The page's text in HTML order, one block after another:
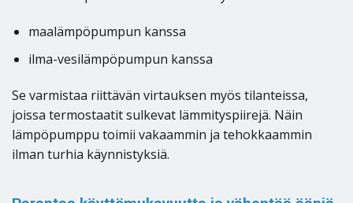
maalämpöpumpun kanssa
ilma-vesilämpöpumpun kanssa
Se varmistaa riittävän virtauksen myös tilanteissa,
joissa termostaatit sulkevat lämmityspiirejä. Näin
lämpöpumppu toimii vakaammin ja tehokkaammin
ilman turhia käynnistyksiä.